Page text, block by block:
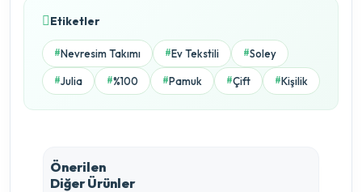
Etiketler
#Nevresim Takımı #Ev Tekstili #Soley
#Julia #%100 #Pamuk #Çift #Kişilik
Önerilen
Diğer Ürünler